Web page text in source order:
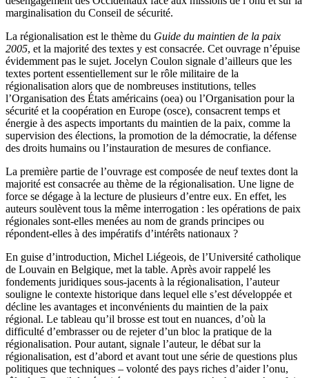
marginalisation du Conseil de sécurité.
La régionalisation est le thème du Guide du maintien de la paix
2005, et la majorité des textes y est consacrée. Cet ouvrage n’épuise
évidemment pas le sujet. Jocelyn Coulon signale d’ailleurs que les
textes portent essentiellement sur le rôle militaire de la
régionalisation alors que de nombreuses institutions, telles
l’Organisation des États américains (oea) ou l’Organisation pour la
sécurité et la coopération en Europe (osce), consacrent temps et
énergie à des aspects importants du maintien de la paix, comme la
supervision des élections, la promotion de la démocratie, la défense
des droits humains ou l’instauration de mesures de confiance.
La première partie de l’ouvrage est composée de neuf textes dont la
majorité est consacrée au thème de la régionalisation. Une ligne de
force se dégage à la lecture de plusieurs d’entre eux. En effet, les
auteurs soulèvent tous la même interrogation : les opérations de paix
régionales sont-elles menées au nom de grands principes ou
répondent-elles à des impératifs d’intérêts nationaux ?
En guise d’introduction, Michel Liégeois, de l’Université catholique
de Louvain en Belgique, met la table. Après avoir rappelé les
fondements juridiques sous-jacents à la régionalisation, l’auteur
souligne le contexte historique dans lequel elle s’est développée et
décline les avantages et inconvénients du maintien de la paix
régional. Le tableau qu’il brosse est tout en nuances, d’où la
difficulté d’embrasser ou de rejeter d’un bloc la pratique de la
régionalisation. Pour autant, signale l’auteur, le débat sur la
régionalisation, est d’abord et avant tout une série de questions plus
politiques que techniques – volonté des pays riches d’aider l’onu,